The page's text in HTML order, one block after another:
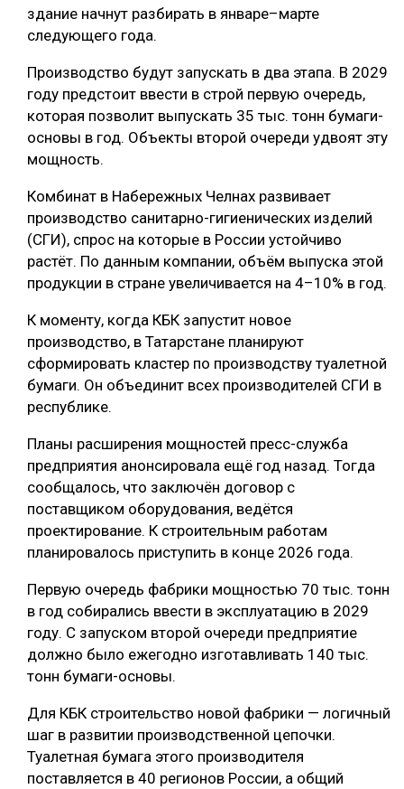
здание начнут разбирать в январе–марте
следующего года.
Производство будут запускать в два этапа. В 2029
году предстоит ввести в строй первую очередь,
которая позволит выпускать 35 тыс. тонн бумаги-
основы в год. Объекты второй очереди удвоят эту
мощность.
Комбинат в Набережных Челнах развивает
производство санитарно-гигиенических изделий
(СГИ), спрос на которые в России устойчиво
растёт. По данным компании, объём выпуска этой
продукции в стране увеличивается на 4–10% в год.
К моменту, когда КБК запустит новое
производство, в Татарстане планируют
сформировать кластер по производству туалетной
бумаги. Он объединит всех производителей СГИ в
республике.
Планы расширения мощностей пресс-служба
предприятия анонсировала ещё год назад. Тогда
сообщалось, что заключён договор с
поставщиком оборудования, ведётся
проектирование. К строительным работам
планировалось приступить в конце 2026 года.
Первую очередь фабрики мощностью 70 тыс. тонн
в год собирались ввести в эксплуатацию в 2029
году. С запуском второй очереди предприятие
должно было ежегодно изготавливать 140 тыс.
тонн бумаги-основы.
Для КБК строительство новой фабрики — логичный
шаг в развитии производственной цепочки.
Туалетная бумага этого производителя
поставляется в 40 регионов России, а общий